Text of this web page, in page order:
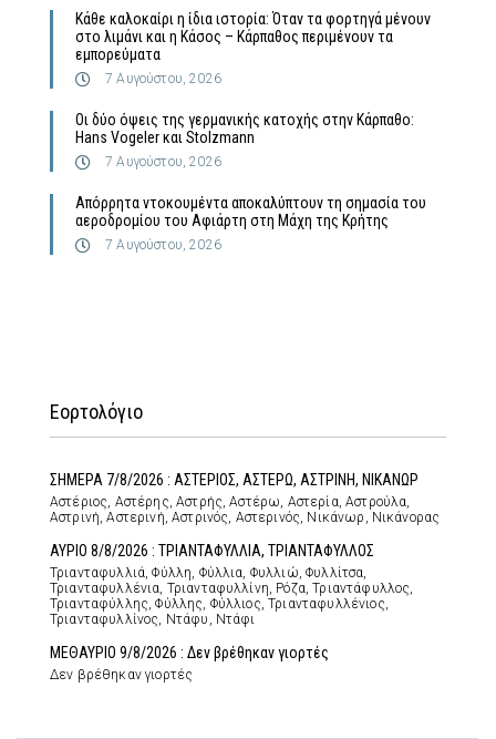
Κάθε καλοκαίρι η ίδια ιστορία: Όταν τα φορτηγά μένουν
στο λιμάνι και η Κάσος – Κάρπαθος περιμένουν τα
εμπορεύματα
7 Αυγούστου, 2026
Οι δύο όψεις της γερμανικής κατοχής στην Κάρπαθο:
Hans Vogeler και Stolzmann
7 Αυγούστου, 2026
Απόρρητα ντοκουμέντα αποκαλύπτουν τη σημασία του
αεροδρομίου του Αφιάρτη στη Μάχη της Κρήτης
7 Αυγούστου, 2026
Εορτολόγιο
ΣΗΜΕΡΑ 7/8/2026 : ΑΣΤΕΡΙΟΣ, ΑΣΤΕΡΩ, ΑΣΤΡΙΝΗ, ΝΙΚΑΝΩΡ
Αστέριος, Αστέρης, Αστρής, Αστέρω, Αστερία, Αστρούλα,
Αστρινή, Αστερινή, Αστρινός, Αστερινός, Νικάνωρ, Νικάνορας
ΑΥΡΙΟ 8/8/2026 : ΤΡΙΑΝΤΑΦΥΛΛΙΑ, ΤΡΙΑΝΤΑΦΥΛΛΟΣ
Τριανταφυλλιά, Φύλλη, Φύλλια, Φυλλιώ, Φυλλίτσα,
Τριανταφυλλένια, Τριανταφυλλίνη, Ρόζα, Τριαντάφυλλος,
Τριανταφύλλης, Φύλλης, Φύλλιος, Τριανταφυλλένιος,
Τριανταφυλλίνος, Ντάφυ, Ντάφι
ΜΕΘΑΥΡΙΟ 9/8/2026 : Δεν βρέθηκαν γιορτές
Δεν βρέθηκαν γιορτές